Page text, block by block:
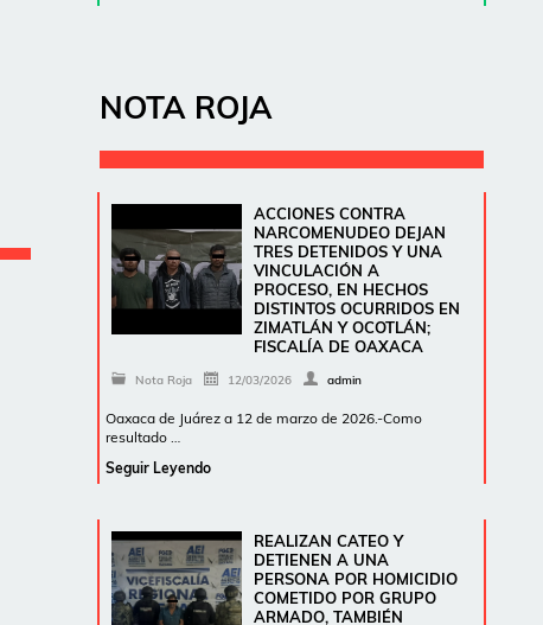
NOTA ROJA
ACCIONES CONTRA
NARCOMENUDEO DEJAN
TRES DETENIDOS Y UNA
VINCULACIÓN A
PROCESO, EN HECHOS
DISTINTOS OCURRIDOS EN
ZIMATLÁN Y OCOTLÁN;
FISCALÍA DE OAXACA
Nota Roja 12/03/2026 admin
Oaxaca de Juárez a 12 de marzo de 2026.-Como
resultado …
Seguir Leyendo
REALIZAN CATEO Y
DETIENEN A UNA
PERSONA POR HOMICIDIO
COMETIDO POR GRUPO
ARMADO, TAMBIÉN